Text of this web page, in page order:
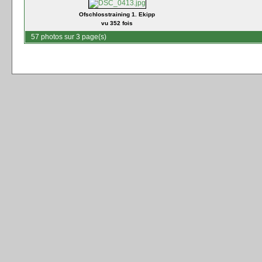
Ofschlosstraining 1. Ekipp
vu 352 fois
57 photos sur 3 page(s)